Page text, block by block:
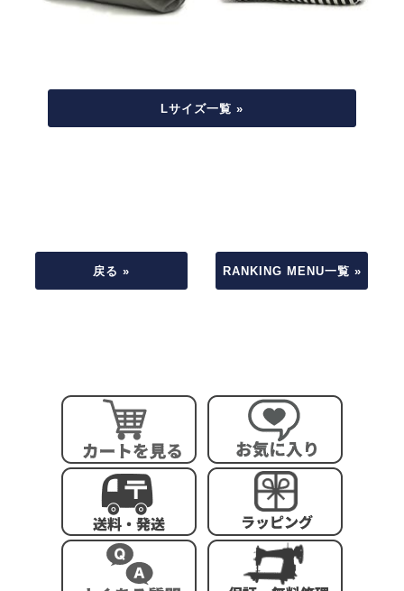
Lサイズ一覧 »
戻る » RANKING MENU一覧 »